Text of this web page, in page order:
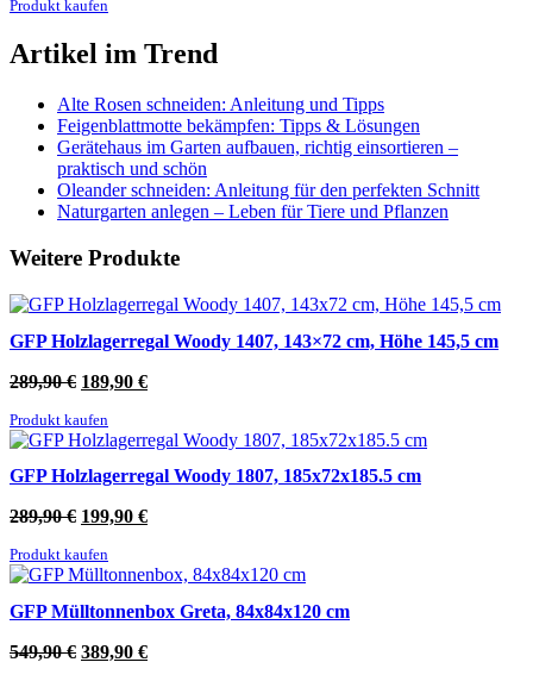
war:
Produkt kaufen
Artikel im Trend
Alte Rosen schneiden: Anleitung und Tipps
Feigenblattmotte bekämpfen: Tipps & Lösungen
Gerätehaus im Garten aufbauen, richtig einsortieren –
praktisch und schön
Oleander schneiden: Anleitung für den perfekten Schnitt
Naturgarten anlegen – Leben für Tiere und Pflanzen
Weitere Produkte
GFP Holzlagerregal Woody 1407, 143×72 cm, Höhe 145,5 cm
289,90€ Ursprünglicher
war:
289,90 €
189,90 €Aktueller
189,90 €.
Produkt kaufen
GFP Holzlagerregal Woody 1807, 185x72x185.5 cm
289,90€ Ursprünglicher
war:
289,90 €
199,90 €Aktueller
199,90 €.
Produkt kaufen
GFP Mülltonnenbox Greta, 84x84x120 cm
549,90€ Ursprünglicher
389,90 €Aktueller